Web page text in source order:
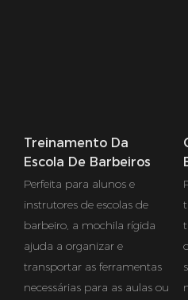
Treinamento Da
Escola De Barbeiros
Perfeita para alunos e
instrutores de escolas de
barbeiro, a mochila rígida
ajuda a organizar e
transportar as ferramentas
necessárias para as aulas ou